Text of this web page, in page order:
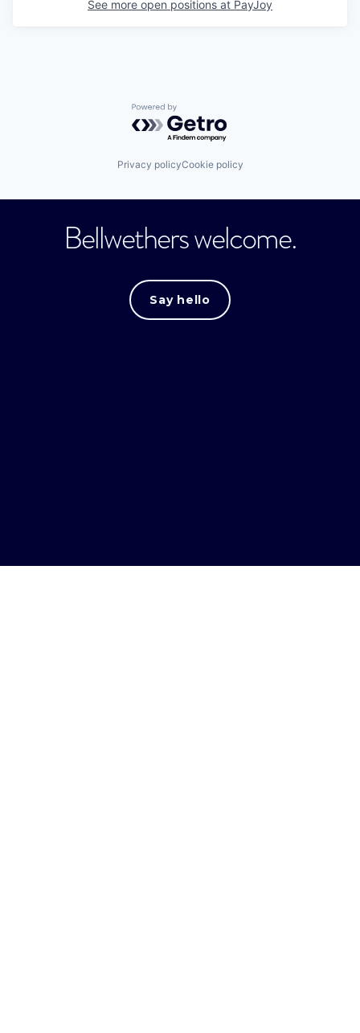
See more open positions at PayJoy
Powered by Getro.com
Privacy policyCookie policy
Bellwethers welcome.
Say hello